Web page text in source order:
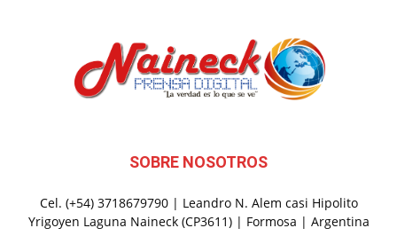
SOBRE NOSOTROS
Cel. (+54) 3718679790 | Leandro N. Alem casi Hipolito
Yrigoyen Laguna Naineck (CP3611) | Formosa | Argentina